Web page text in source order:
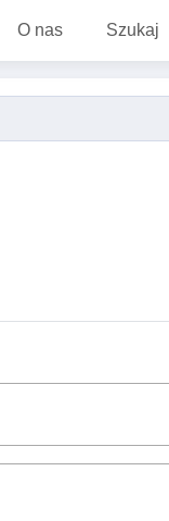
O nas Szukaj